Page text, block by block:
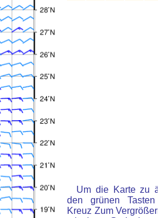
Um die Karte zu
den grünen
Kreuz Zum